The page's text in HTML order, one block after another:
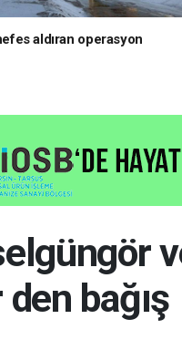
aldıran operasyon
bağış